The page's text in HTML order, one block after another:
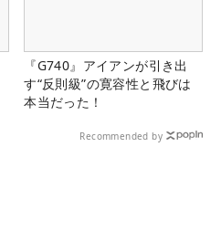
『G740』アイアンが引き出
す“反則級”の寛容性と飛びは
本当だった！
Recommended by